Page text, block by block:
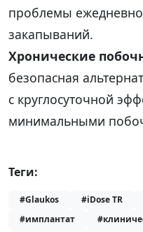
проблемы
закапываний.
Хронические
безопасная
с круглосуточной
минимальными
Теги:
#Glaukos #iDose TR
#имплантат